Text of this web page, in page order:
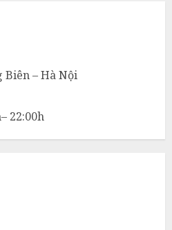
Biên – Hà Nội
22:00h